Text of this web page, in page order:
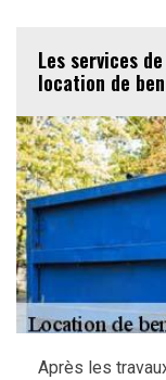
Les services
location de
Après les